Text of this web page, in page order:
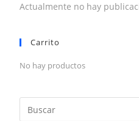
Actualmente no hay
Carrito
No hay productos